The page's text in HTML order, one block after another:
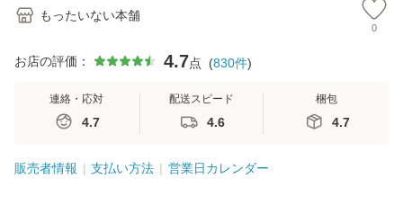
もったいない本舗
0
お店の評価： 4.7点 (830件)
連絡・応対
4.7
配送スピード
4.6
梱包
4.7
販売者情報 支払い方法 営業日カレンダー